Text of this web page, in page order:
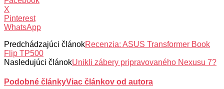
X
Pinterest
WhatsApp
Predchádzajúci článokRecenzia: ASUS Transformer Book
Flip TP500
Nasledujúci článokUnikli zábery pripravovaného Nexusu 7?
Podobné článkyViac článkov od autora